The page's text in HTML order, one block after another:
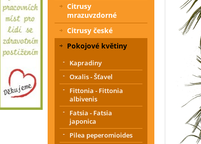
Citrusy
mrazuvzdorné
Citrusy české
Pokojové květiny
Kapradiny
Oxalis - Šťavel
Fittonia - Fittonia
albivenis
Fatsia - Fatsia
japonica
Pilea peperomioides